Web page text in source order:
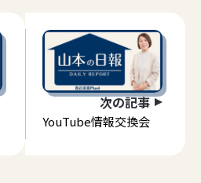
次の記事
YouTube情報交換会